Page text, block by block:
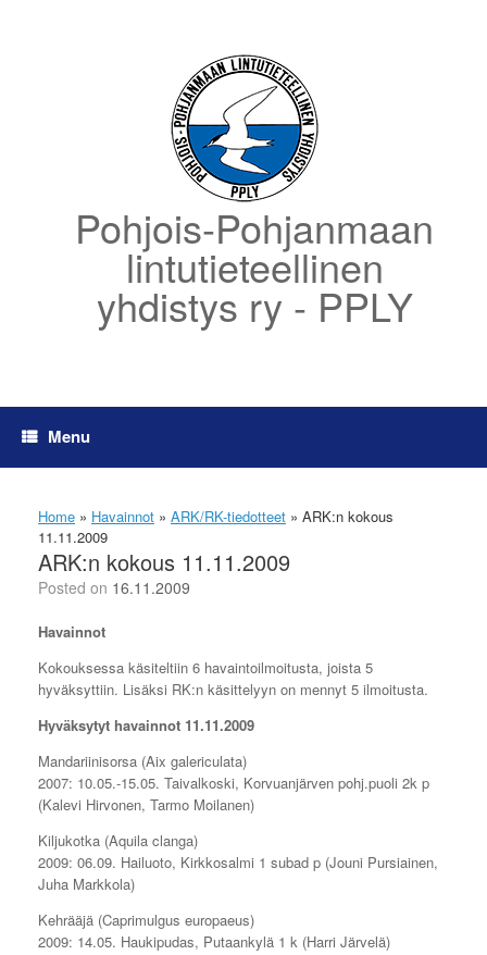
Pohjois-Pohjanmaan
lintutieteellinen
yhdistys ry - PPLY
Menu
Home » Havainnot » ARK/RK-tiedotteet » ARK:n kokous
11.11.2009
ARK:n kokous 11.11.2009
Posted on 16.11.2009
Havainnot
Kokouksessa käsiteltiin 6 havaintoilmoitusta, joista 5
hyväksyttiin. Lisäksi RK:n käsittelyyn on mennyt 5 ilmoitusta.
Hyväksytyt havainnot 11.11.2009
Mandariinisorsa (Aix galericulata)
2007: 10.05.-15.05. Taivalkoski, Korvuanjärven pohj.puoli 2k p
(Kalevi Hirvonen, Tarmo Moilanen)
Kiljukotka (Aquila clanga)
2009: 06.09. Hailuoto, Kirkkosalmi 1 subad p (Jouni Pursiainen,
Juha Markkola)
Kehrääjä (Caprimulgus europaeus)
2009: 14.05. Haukipudas, Putaankylä 1 k (Harri Järvelä)